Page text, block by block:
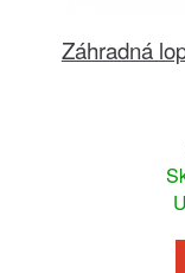
Záhradná